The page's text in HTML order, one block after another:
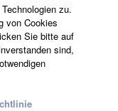
zu.
von Cookies
Sie bitte auf
sind,